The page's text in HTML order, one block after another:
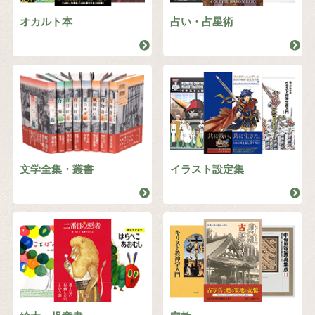
オカルト本 占い・占星術
文学全集・叢書 イラスト設定集